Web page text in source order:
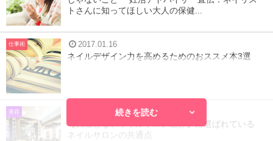
トさんに知ってほしい大人の保健...
仕事術 2017.01.16
ネイルデザイン力を高めるためのおススメ本3選
美容 2016.07.21
【失敗しないネイルサロン選び】に選ばれている
ネイルサロンの共通点
続きを読む